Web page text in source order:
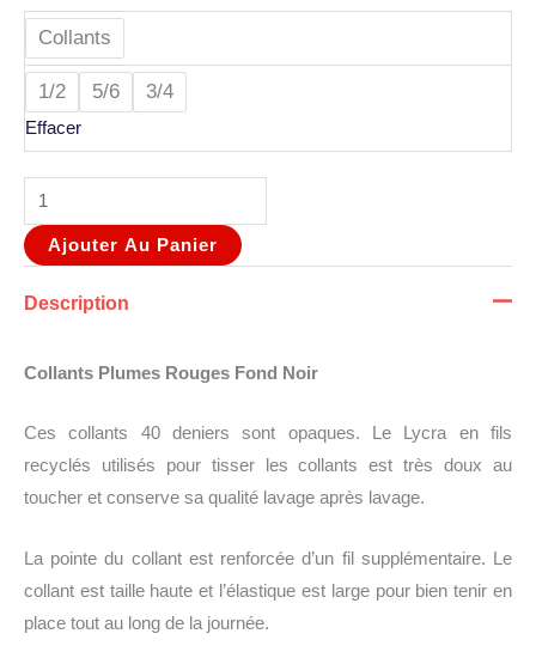
Collants
1/2 5/6 3/4
Effacer
Ajouter Au Panier
Description
Collants Plumes Rouges Fond Noir
Ces collants 40 deniers sont opaques. Le Lycra en fils
recyclés utilisés pour tisser les collants est très doux au
toucher et conserve sa qualité lavage après lavage.
La pointe du collant est renforcée d’un fil supplémentaire. Le
collant est taille haute et l’élastique est large pour bien tenir en
place tout au long de la journée.